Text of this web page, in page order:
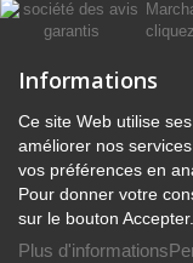
Informations
Ce site Web utilise
améliorer nos
vos préférences en
Pour donner votre
sur le bouton Accepter.
Plus d'informations